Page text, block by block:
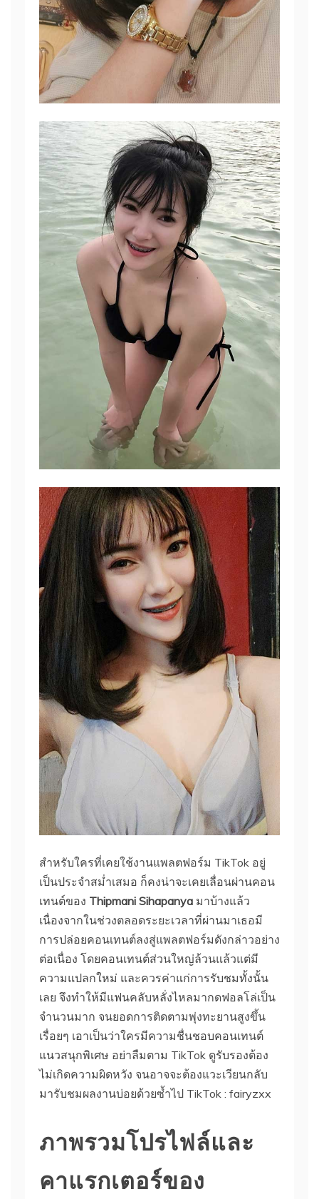
สำหรับใครที่เคยใช้งานแพลตฟอร์ม TikTok อยู่
เป็นประจำสม่ำเสมอ ก็คงน่าจะเคยเลื่อนผ่านคอน
เทนต์ของ Thipmani Sihapanya มาบ้างแล้ว
เนื่องจากในช่วงตลอดระยะเวลาที่ผ่านมาเธอมี
การปล่อยคอนเทนต์ลงสู่แพลตฟอร์มดังกล่าวอย่าง
ต่อเนื่อง โดยคอนเทนต์ส่วนใหญ่ล้วนแล้วแต่มี
ความแปลกใหม่ และควรค่าแก่การรับชมทั้งนั้น
เลย จึงทำให้มีแฟนคลับหลั่งไหลมากดฟอลโล่เป็น
จำนวนมาก จนยอดการติดตามพุ่งทะยานสูงขึ้น
เรื่อยๆ เอาเป็นว่าใครมีความชื่นชอบคอนเทนต์
แนวสนุกพิเศษ อย่าลืมตาม TikTok ดูรับรองต้อง
ไม่เกิดความผิดหวัง จนอาจจะต้องแวะเวียนกลับ
มารับชมผลงานบ่อยด้วยซ้ำไป TikTok : fairyzxx
ภาพรวมโปรไฟล์และ
คาแรกเตอร์ของ